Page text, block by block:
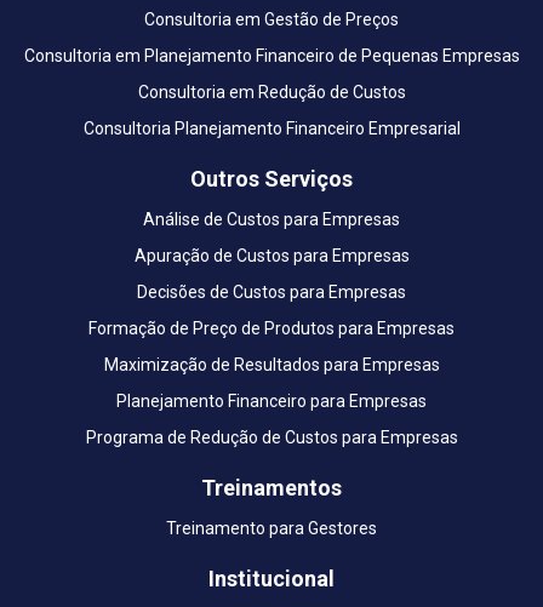
Consultoria em Gestão de Preços
Consultoria em Planejamento Financeiro de Pequenas Empresas
Consultoria em Redução de Custos
Consultoria Planejamento Financeiro Empresarial
Outros Serviços
Análise de Custos para Empresas
Apuração de Custos para Empresas
Decisões de Custos para Empresas
Formação de Preço de Produtos para Empresas
Maximização de Resultados para Empresas
Planejamento Financeiro para Empresas
Programa de Redução de Custos para Empresas
Treinamentos
Treinamento para Gestores
Institucional